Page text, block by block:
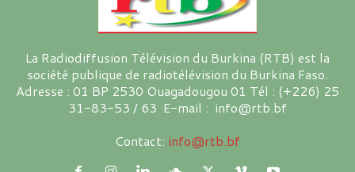
La Radiodiffusion Télévision du Burkina (RTB) est la
société publique de radiotélévision du Burkina Faso.
Adresse : 01 BP 2530 Ouagadougou 01 Tél : (+226) 25
31-83-53 / 63 E-mail : info@rtb.bf
Contact: info@rtb.bf